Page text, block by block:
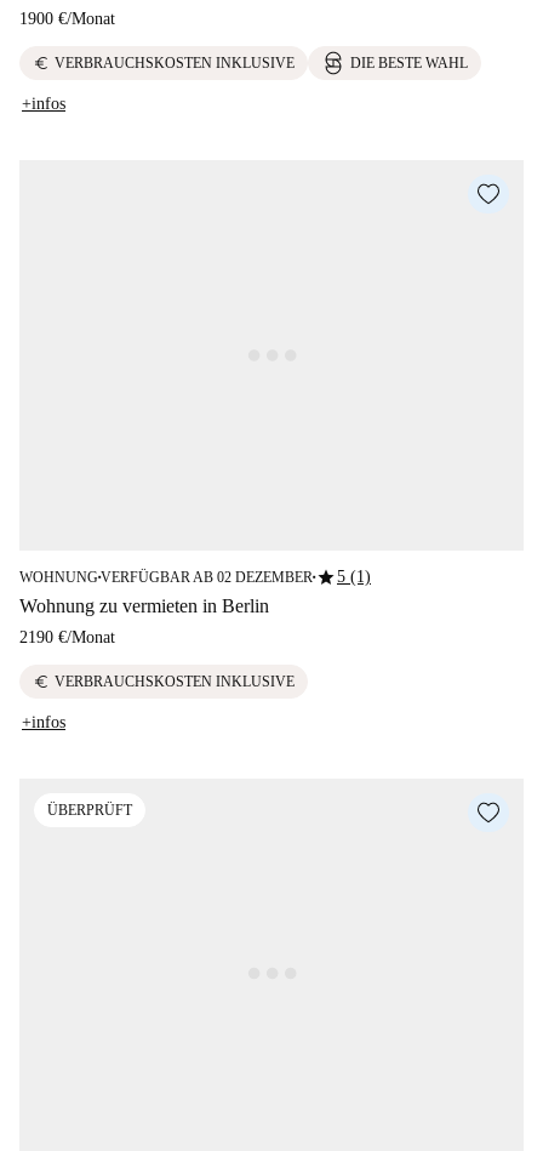
1900 €/Monat
euro VERBRAUCHSKOSTEN INKLUSIVE DIE BESTE WAHL
+infos
WOHNUNG■VERFÜGBAR AB 02 DEZEMBER ■star5 (1)
Wohnung zu vermieten in Berlin
2190 €/Monat
euro VERBRAUCHSKOSTEN INKLUSIVE
+infos
ÜBERPRÜFT